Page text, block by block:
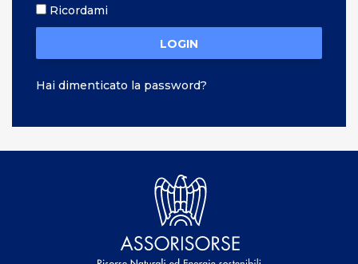
Ricordami
LOGIN
Hai dimenticato la password?